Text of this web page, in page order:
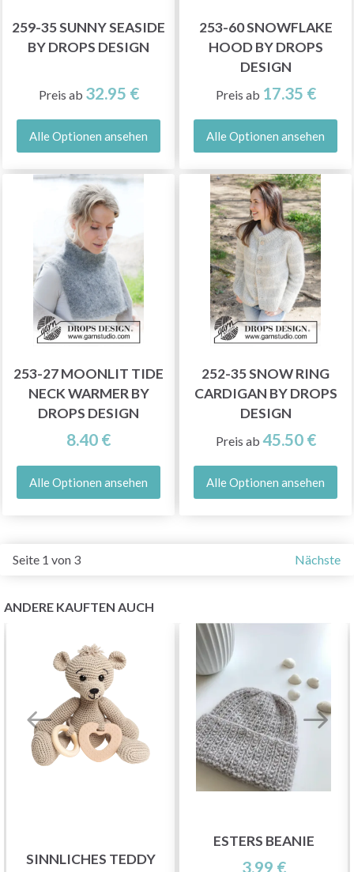
259-35 SUNNY SEASIDE
BY DROPS DESIGN
Preis ab 32.95 €
Alle Optionen ansehen
253-60 SNOWFLAKE
HOOD BY DROPS
DESIGN
Preis ab 17.35 €
Alle Optionen ansehen
253-27 MOONLIT TIDE
NECK WARMER BY
DROPS DESIGN
8.40 €
Alle Optionen ansehen
252-35 SNOW RING
CARDIGAN BY DROPS
DESIGN
Preis ab 45.50 €
Alle Optionen ansehen
Seite 1 von 3 Nächste
ANDERE KAUFTEN AUCH
SINNLICHES TEDDY
ESTERS BEANIE
3.99 €